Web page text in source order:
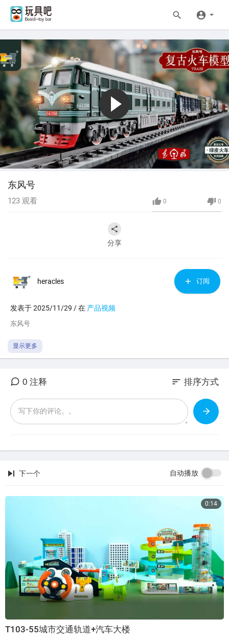
东风号
0 0
123 观看
分享
heracles 订阅
发表于 2025/11/29 / 在 产品视频
⁣东风号
显示更多
0 注释 sort 排序方式
下一个 自动播放
0:14
T103-55城市交通轨道+汽车大楼